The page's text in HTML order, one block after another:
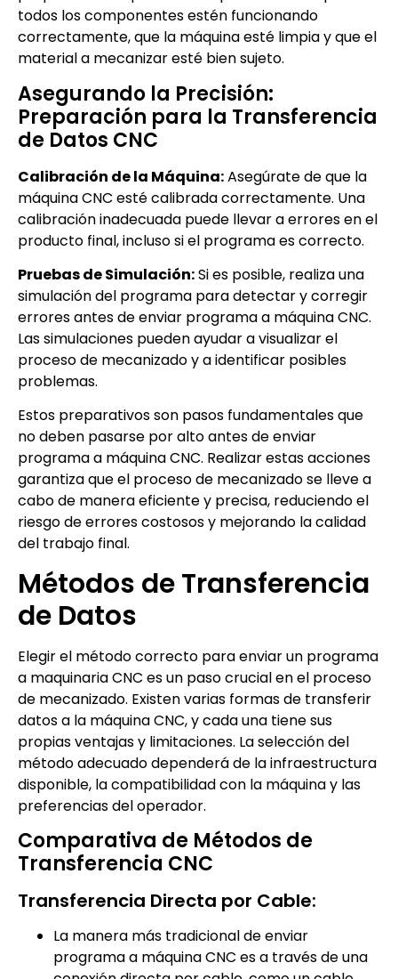
todos los componentes estén funcionando
correctamente, que la máquina esté limpia y que el
material a mecanizar esté bien sujeto.
Asegurando la Precisión:
Preparación para la Transferencia
de Datos CNC
Calibración de la Máquina:Asegúrate de que la
máquina CNC esté calibrada correctamente. Una
calibración inadecuada puede llevar a errores en el
producto final, incluso si el programa es correcto.
Pruebas de Simulación:Si es posible, realiza una
simulación del programa para detectar y corregir
errores antes de enviar programa a máquina CNC.
Las simulaciones pueden ayudar a visualizar el
proceso de mecanizado y a identificar posibles
problemas.
Estos preparativos son pasos fundamentales que
no deben pasarse por alto antes de enviar
programa a máquina CNC. Realizar estas acciones
garantiza que el proceso de mecanizado se lleve a
cabo de manera eficiente y precisa, reduciendo el
riesgo de errores costosos y mejorando la calidad
del trabajo final.
Métodos de Transferencia
de Datos
Elegir el método correcto para enviar un programa
a maquinaria CNC es un paso crucial en el proceso
de mecanizado. Existen varias formas de transferir
datos a la máquina CNC, y cada una tiene sus
propias ventajas y limitaciones. La selección del
método adecuado dependerá de la infraestructura
disponible, la compatibilidad con la máquina y las
preferencias del operador.
Comparativa de Métodos de
Transferencia CNC
Transferencia Directa por Cable:
La manera más tradicional de enviar
programa a máquina CNC es a través de una